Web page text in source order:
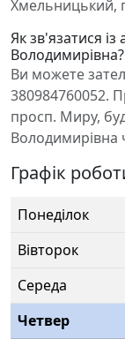
Хмельницький,
Як зв'язатися
Володимирівна?
Ви можете
380984760052.
просп. Миру,
Володимирівна
Графік
Понеділок
Вівторок
Середа
Четвер